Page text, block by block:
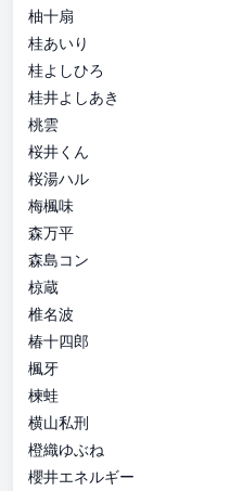
柚十扇
桂あいり
桂よしひろ
桂井よしあき
桃雲
桜井くん
桜湯ハル
梅楓味
森万平
森島コン
椋蔵
椎名波
椿十四郎
楓牙
楝蛙
横山私刑
橙織ゆぶね
櫻井エネルギー